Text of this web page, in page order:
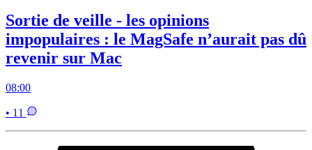
Sortie de veille - les opinions
impopulaires : le MagSafe n’aurait pas dû
revenir sur Mac
08:00
• 11